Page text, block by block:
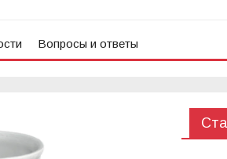
Вопросы и ответы